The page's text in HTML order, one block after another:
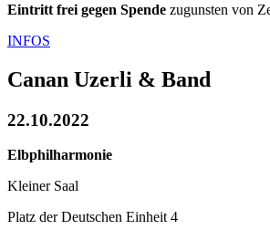
Eintritt frei gegen Spende zugunsten von
INFOS
Canan Uzerli & Band
22.10.2022
Elbphilharmonie
Kleiner Saal
Platz der Deutschen Einheit 4